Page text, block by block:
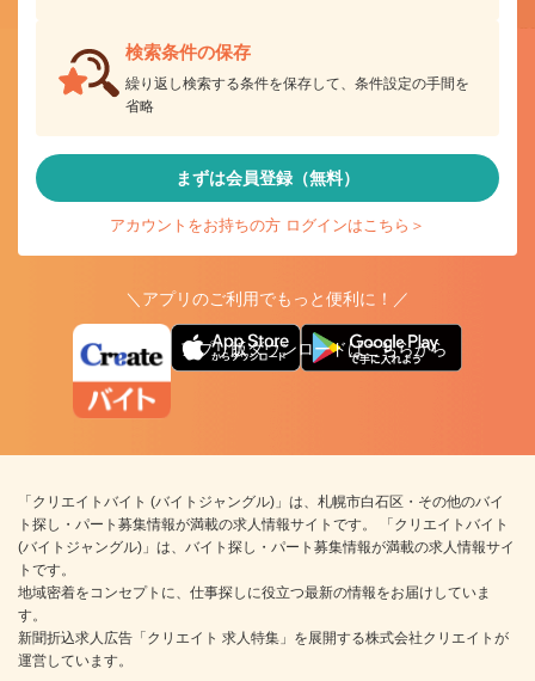
検索条件の保存
繰り返し検索する条件を保存して、条件設定の手間を
省略
まずは会員登録（無料）
アカウントをお持ちの方 ログインはこちら＞
＼アプリのご利用でもっと便利に！／
アプリ版ダウンロードはこちらから
「クリエイトバイト (バイトジャングル)」は、札幌市白石区・その他のバイ
ト探し・パート募集情報が満載の求人情報サイトです。 「クリエイトバイト
(バイトジャングル)」は、バイト探し・パート募集情報が満載の求人情報サイ
トです。
地域密着をコンセプトに、仕事探しに役立つ最新の情報をお届けしていま
す。
新聞折込求人広告「クリエイト 求人特集」を展開する株式会社クリエイトが
運営しています。